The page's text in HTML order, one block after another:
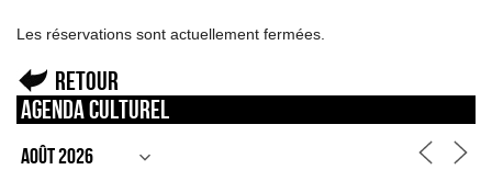
Les réservations sont actuellement fermées.
Retour
Agenda culturel